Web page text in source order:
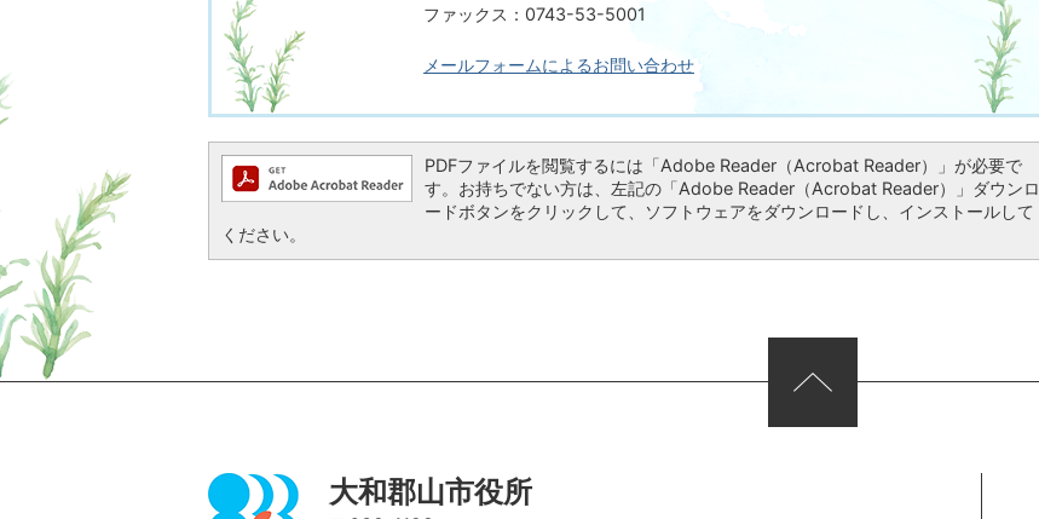
ファックス：0743-53-5001
メールフォームによるお問い合わせ
PDFファイルを閲覧するには「Adobe Reader（Acrobat Reader）」が必要で
す。お持ちでない方は、左記の「Adobe Reader（Acrobat Reader）」ダウンロ
ードボタンをクリックして、ソフトウェアをダウンロードし、インストールして
ください。
大和郡山市役所